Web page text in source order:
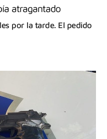
atragantado
por la tarde. El pedido